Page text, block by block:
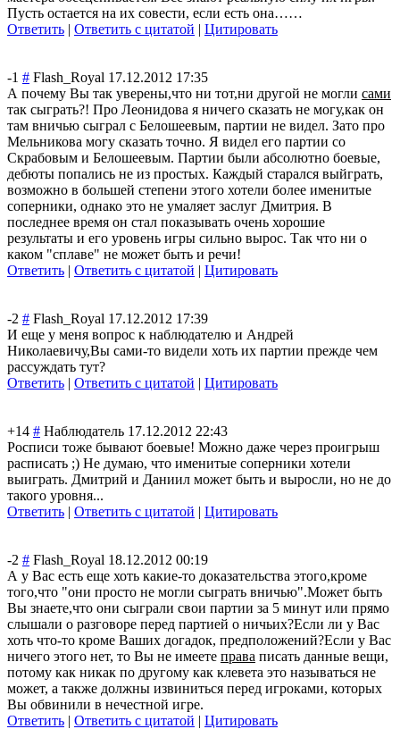
Пусть остается на их совести, если есть она……
Ответить | Ответить с цитатой | Цитировать
-1 # Flash_Royal 17.12.2012 17:35
А почему Вы так уверены,что ни тот,ни другой не могли сами
так сыграть?! Про Леонидова я ничего сказать не могу,как он
там вничью сыграл с Белошеевым, партии не видел. Зато про
Мельникова могу сказать точно. Я видел его партии со
Скрабовым и Белошеевым. Партии были абсолютно боевые,
дебюты попались не из простых. Каждый старался выйграть,
возможно в большей степени этого хотели более именитые
соперники, однако это не умаляет заслуг Дмитрия. В
последнее время он стал показывать очень хорошие
результаты и его уровень игры сильно вырос. Так что ни о
каком "сплаве" не может быть и речи!
Ответить | Ответить с цитатой | Цитировать
-2 # Flash_Royal 17.12.2012 17:39
И еще у меня вопрос к наблюдателю и Андрей
Николаевичу,Вы сами-то видели хоть их партии прежде чем
рассуждать тут?
Ответить | Ответить с цитатой | Цитировать
+14 # Наблюдатель 17.12.2012 22:43
Росписи тоже бывают боевые! Можно даже через проигрыш
расписать ;) Не думаю, что именитые соперники хотели
выиграть. Дмитрий и Даниил может быть и выросли, но не до
такого уровня...
Ответить | Ответить с цитатой | Цитировать
-2 # Flash_Royal 18.12.2012 00:19
А у Вас есть еще хоть какие-то доказательства этого,кроме
того,что "они просто не могли сыграть вничью".Может быть
Вы знаете,что они сыграли свои партии за 5 минут или прямо
слышали о разговоре перед партией о ничьих?Если ли у Вас
хоть что-то кроме Ваших догадок, предположений?Если у Вас
ничего этого нет, то Вы не имеете права писать данные вещи,
потому как никак по другому как клевета это называться не
может, а также должны извиниться перед игроками, которых
Вы обвинили в нечестной игре.
Ответить | Ответить с цитатой | Цитировать